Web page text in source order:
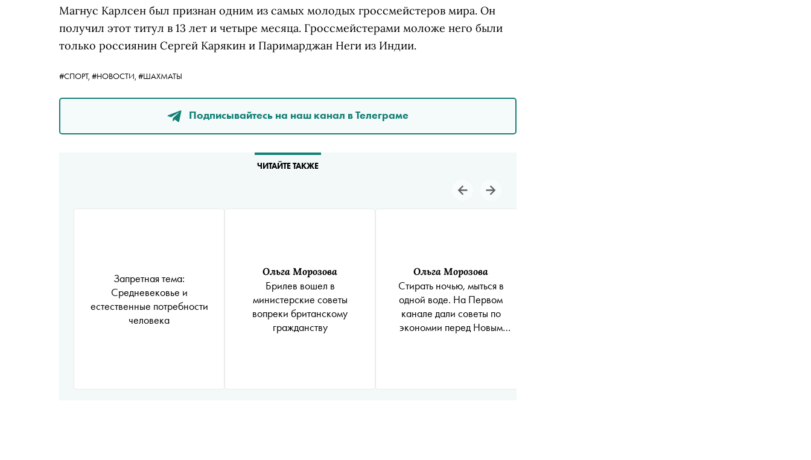
Магнус Карлсен был признан одним из самых молодых гроссмейстеров мира. Он
получил этот титул в 13 лет и четыре месяца. Гроссмейстерами моложе него были
только россиянин Сергей Карякин и Паримарджан Неги из Индии.
#СПОРТ, #НОВОСТИ, #ШАХМАТЫ
Подписывайтесь на наш канал в Телеграме
ЧИТАЙТЕ ТАКЖЕ
Запретная тема:
Средневековье и
естественные потребности
человека
Ольга Морозова
Брилев вошел в
министерские советы
вопреки британскому
гражданству
Ольга Морозова
Стирать ночью, мыться в
одной воде. На Первом
канале дали советы по
экономии перед Новым